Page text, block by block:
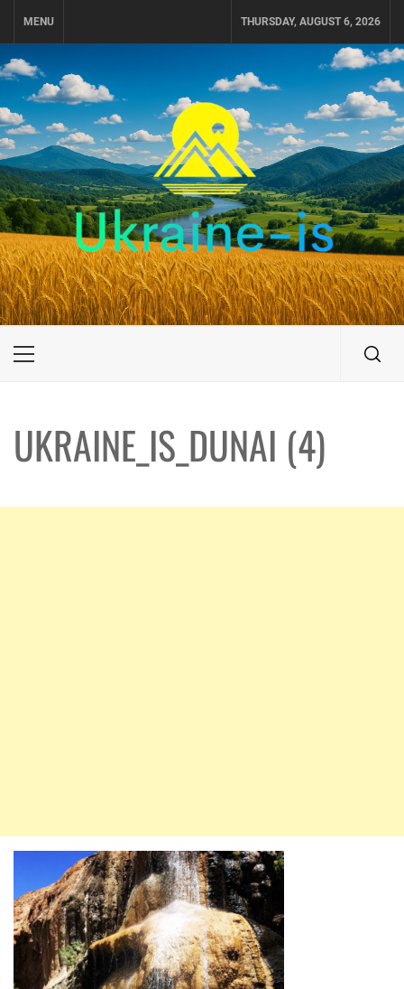
MENU THURSDAY, AUGUST 6, 2026
UKRAINE-IS
ПУТЕШЕСТВИЕ ПО УКРАИНЕ
Primary
UKRAINE_IS_DUNAI (4)